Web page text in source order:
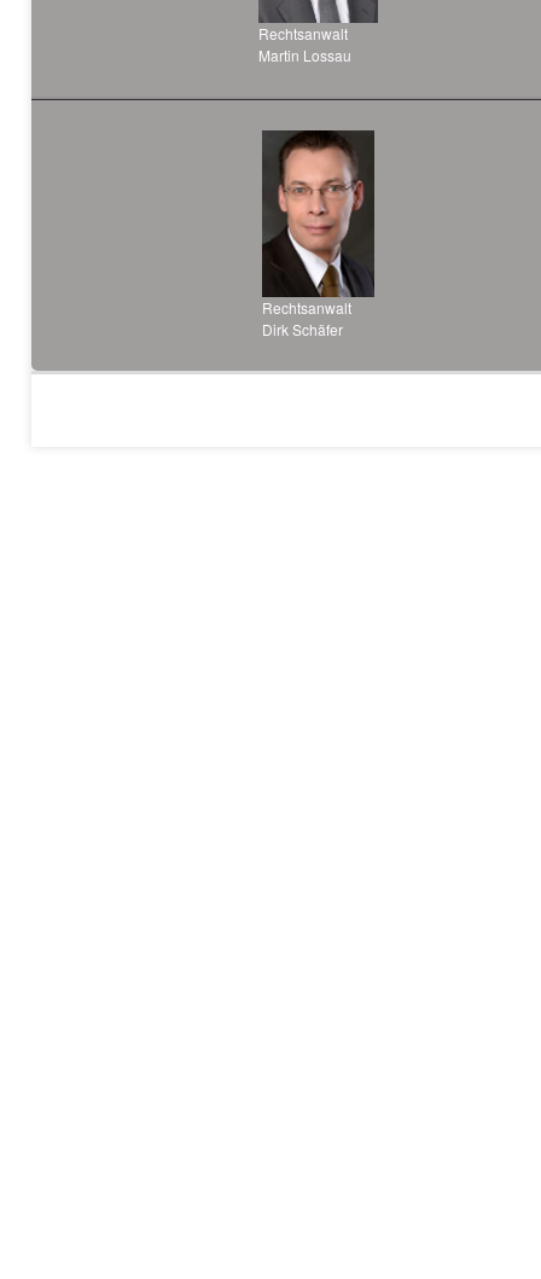
Rechtsanwalt
Martin Lossau
Rechtsanwalt
Dirk Schäfer